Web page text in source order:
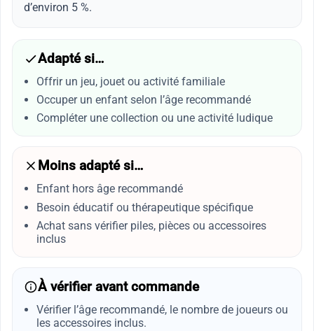
d’environ 5 %.
Adapté si…
Offrir un jeu, jouet ou activité familiale
Occuper un enfant selon l’âge recommandé
Compléter une collection ou une activité ludique
Moins adapté si…
Enfant hors âge recommandé
Besoin éducatif ou thérapeutique spécifique
Achat sans vérifier piles, pièces ou accessoires
inclus
À vérifier avant commande
Vérifier l’âge recommandé, le nombre de joueurs ou
les accessoires inclus.